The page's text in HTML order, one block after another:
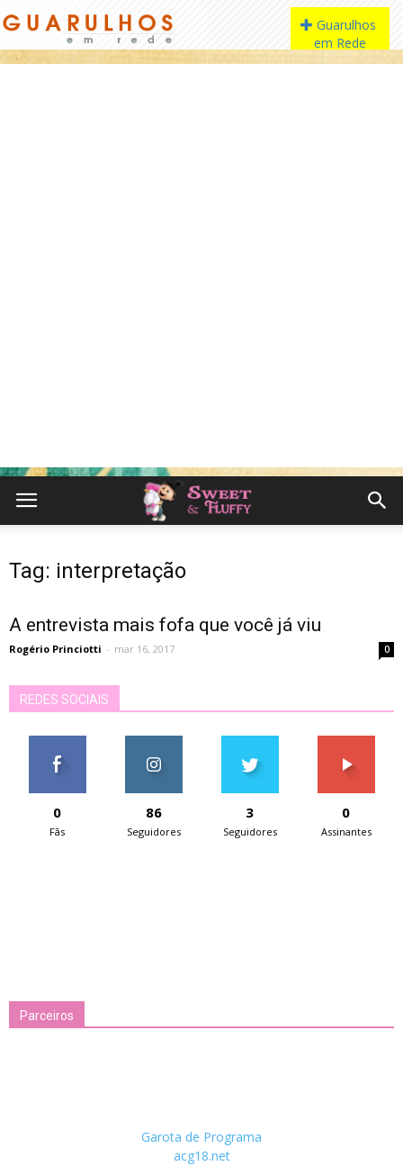
Tag: interpretação
A entrevista mais fofa que você já viu
Rogério Princiotti - mar 16, 2017 0
REDES SOCIAIS
0
Fãs
86
Seguidores
3
Seguidores
0
Assinantes
Parceiros
Garota de Programa
acg18.net